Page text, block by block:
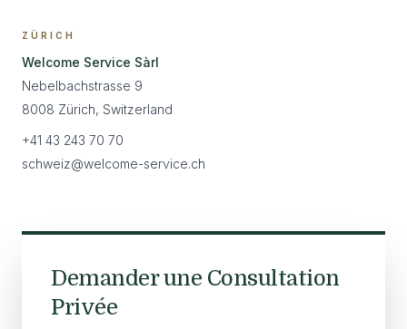
ZÜRICH
Welcome Service Sàrl
Nebelbachstrasse 9
8008 Zürich, Switzerland
+41 43 243 70 70
schweiz@welcome-service.ch
Demander une Consultation
Privée